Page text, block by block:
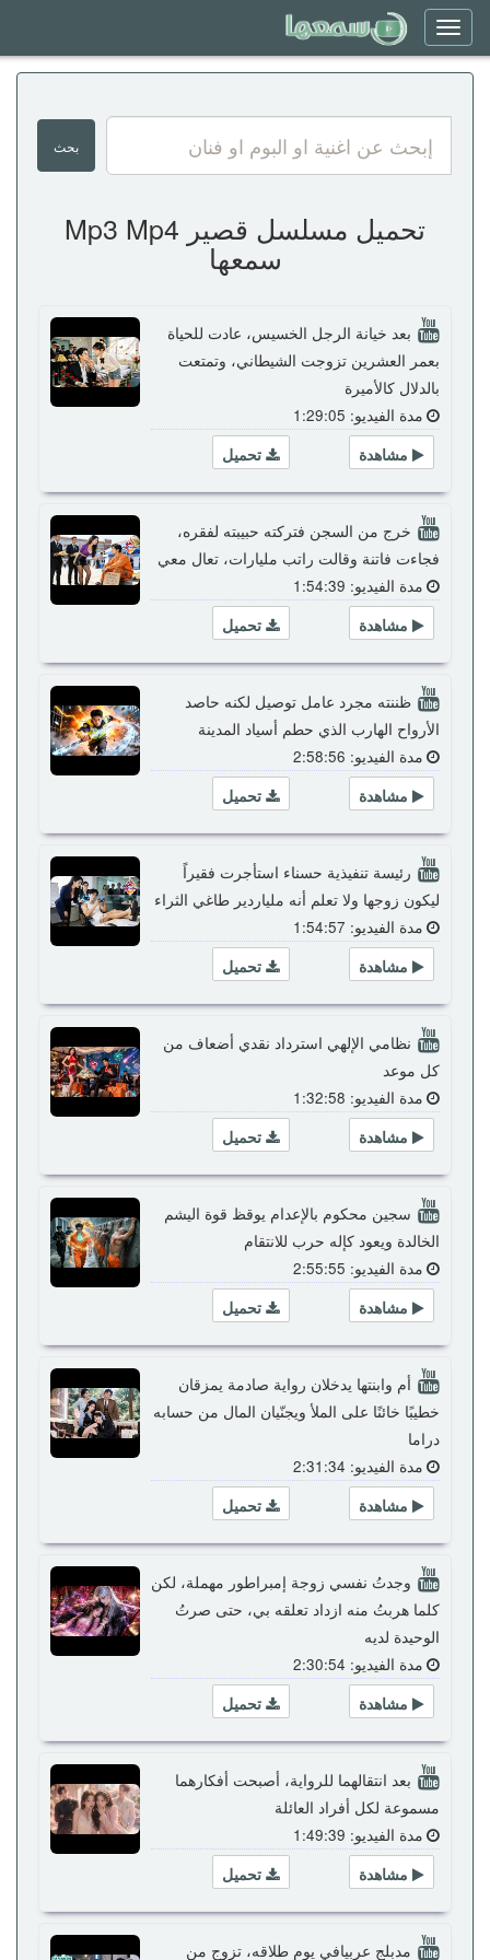
Toggle
navigation
تحميل مسلسل قصير Mp3 Mp4
سمعها
بعد خيانة الرجل الخسيس، عادت للحياة
بعمر العشرين تزوجت الشيطاني، وتمتعت
بالدلال كالأميرة
مدة الفيديو: 1:29:05
تحميل
مشاهدة
خرج من السجن فتركته حبيبته لفقره،
فجاءت فاتنة وقالت راتب مليارات، تعال معي
مدة الفيديو: 1:54:39
تحميل
مشاهدة
ظننته مجرد عامل توصيل لكنه حاصد
الأرواح الهارب الذي حطم أسياد المدينة
مدة الفيديو: 2:58:56
تحميل
مشاهدة
رئيسة تنفيذية حسناء استأجرت فقيراً
ليكون زوجها ولا تعلم أنه ملياردير طاغي الثراء
مدة الفيديو: 1:54:57
تحميل
مشاهدة
نظامي الإلهي استرداد نقدي أضعاف من
كل موعد
مدة الفيديو: 1:32:58
تحميل
مشاهدة
سجين محكوم بالإعدام يوقظ قوة اليشم
الخالدة ويعود كإله حرب للانتقام
مدة الفيديو: 2:55:55
تحميل
مشاهدة
أم وابنتها يدخلان رواية صادمة يمزقان
خطيبًا خائنًا على الملأ ويجنّيان المال من حسابه
دراما
مدة الفيديو: 2:31:34
تحميل
مشاهدة
وجدتُ نفسي زوجة إمبراطور مهملة، لكن
كلما هربتُ منه ازداد تعلقه بي، حتى صرتُ
الوحيدة لديه
مدة الفيديو: 2:30:54
تحميل
مشاهدة
بعد انتقالهما للرواية، أصبحت أفكارهما
مسموعة لكل أفراد العائلة
مدة الفيديو: 1:49:39
تحميل
مشاهدة
مدبلج عربيافي يوم طلاقه، تزوج من